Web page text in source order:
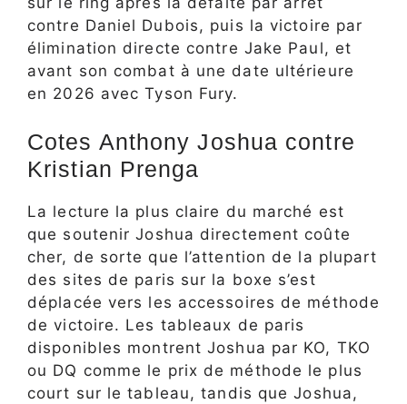
contre Daniel Dubois, puis la victoire par
élimination directe contre Jake Paul, et
avant son combat à une date ultérieure
en 2026 avec Tyson Fury.
Cotes Anthony Joshua contre
Kristian Prenga
La lecture la plus claire du marché est
que soutenir Joshua directement coûte
cher, de sorte que l’attention de la plupart
des sites de paris sur la boxe s’est
déplacée vers les accessoires de méthode
de victoire. Les tableaux de paris
disponibles montrent Joshua par KO, TKO
ou DQ comme le prix de méthode le plus
court sur le tableau, tandis que Joshua,